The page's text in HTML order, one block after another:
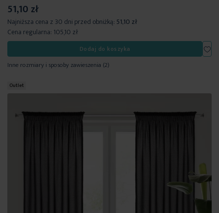
51,10 zł
Najniższa cena z 30 dni przed obniżką: 51,10 zł
Cena regularna: 105,10 zł
Dodaj do koszyka
Inne rozmiary i sposoby zawieszenia (2)
Outlet